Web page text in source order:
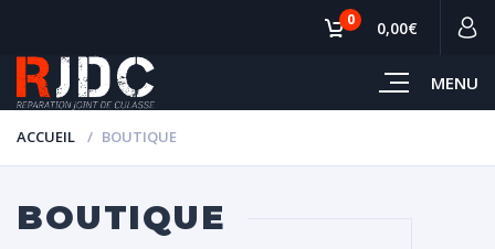
MENU
0 0,00€
ACCUEIL BOUTIQUE
BOUTIQUE